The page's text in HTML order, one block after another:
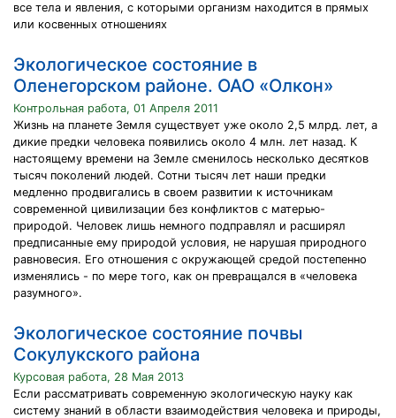
все тела и явления, с которыми организм находится в прямых
или косвенных отношениях
Экологическое состояние в
Оленегорском районе. ОАО «Олкон»
Контрольная работа, 01 Апреля 2011
Жизнь на планете Земля существует уже около 2,5 млрд. лет, а
дикие предки человека появились около 4 млн. лет назад. К
настоящему времени на Земле сменилось несколько десятков
тысяч поколений людей. Сотни тысяч лет наши предки
медленно продвигались в своем развитии к источникам
современной цивилизации без конфликтов с матерью-
природой. Человек лишь немного подправлял и расширял
предписанные ему природой условия, не нарушая природного
равновесия. Его отношения с окружающей средой постепенно
изменялись - по мере того, как он превращался в «человека
разумного».
Экологическое состояние почвы
Сокулукского района
Курсовая работа, 28 Мая 2013
Если рассматривать современную экологическую науку как
систему знаний в области взаимодействия человека и природы,